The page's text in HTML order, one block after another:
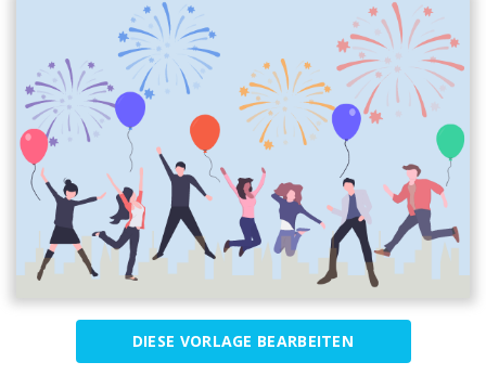
DIESE VORLAGE BEARBEITEN